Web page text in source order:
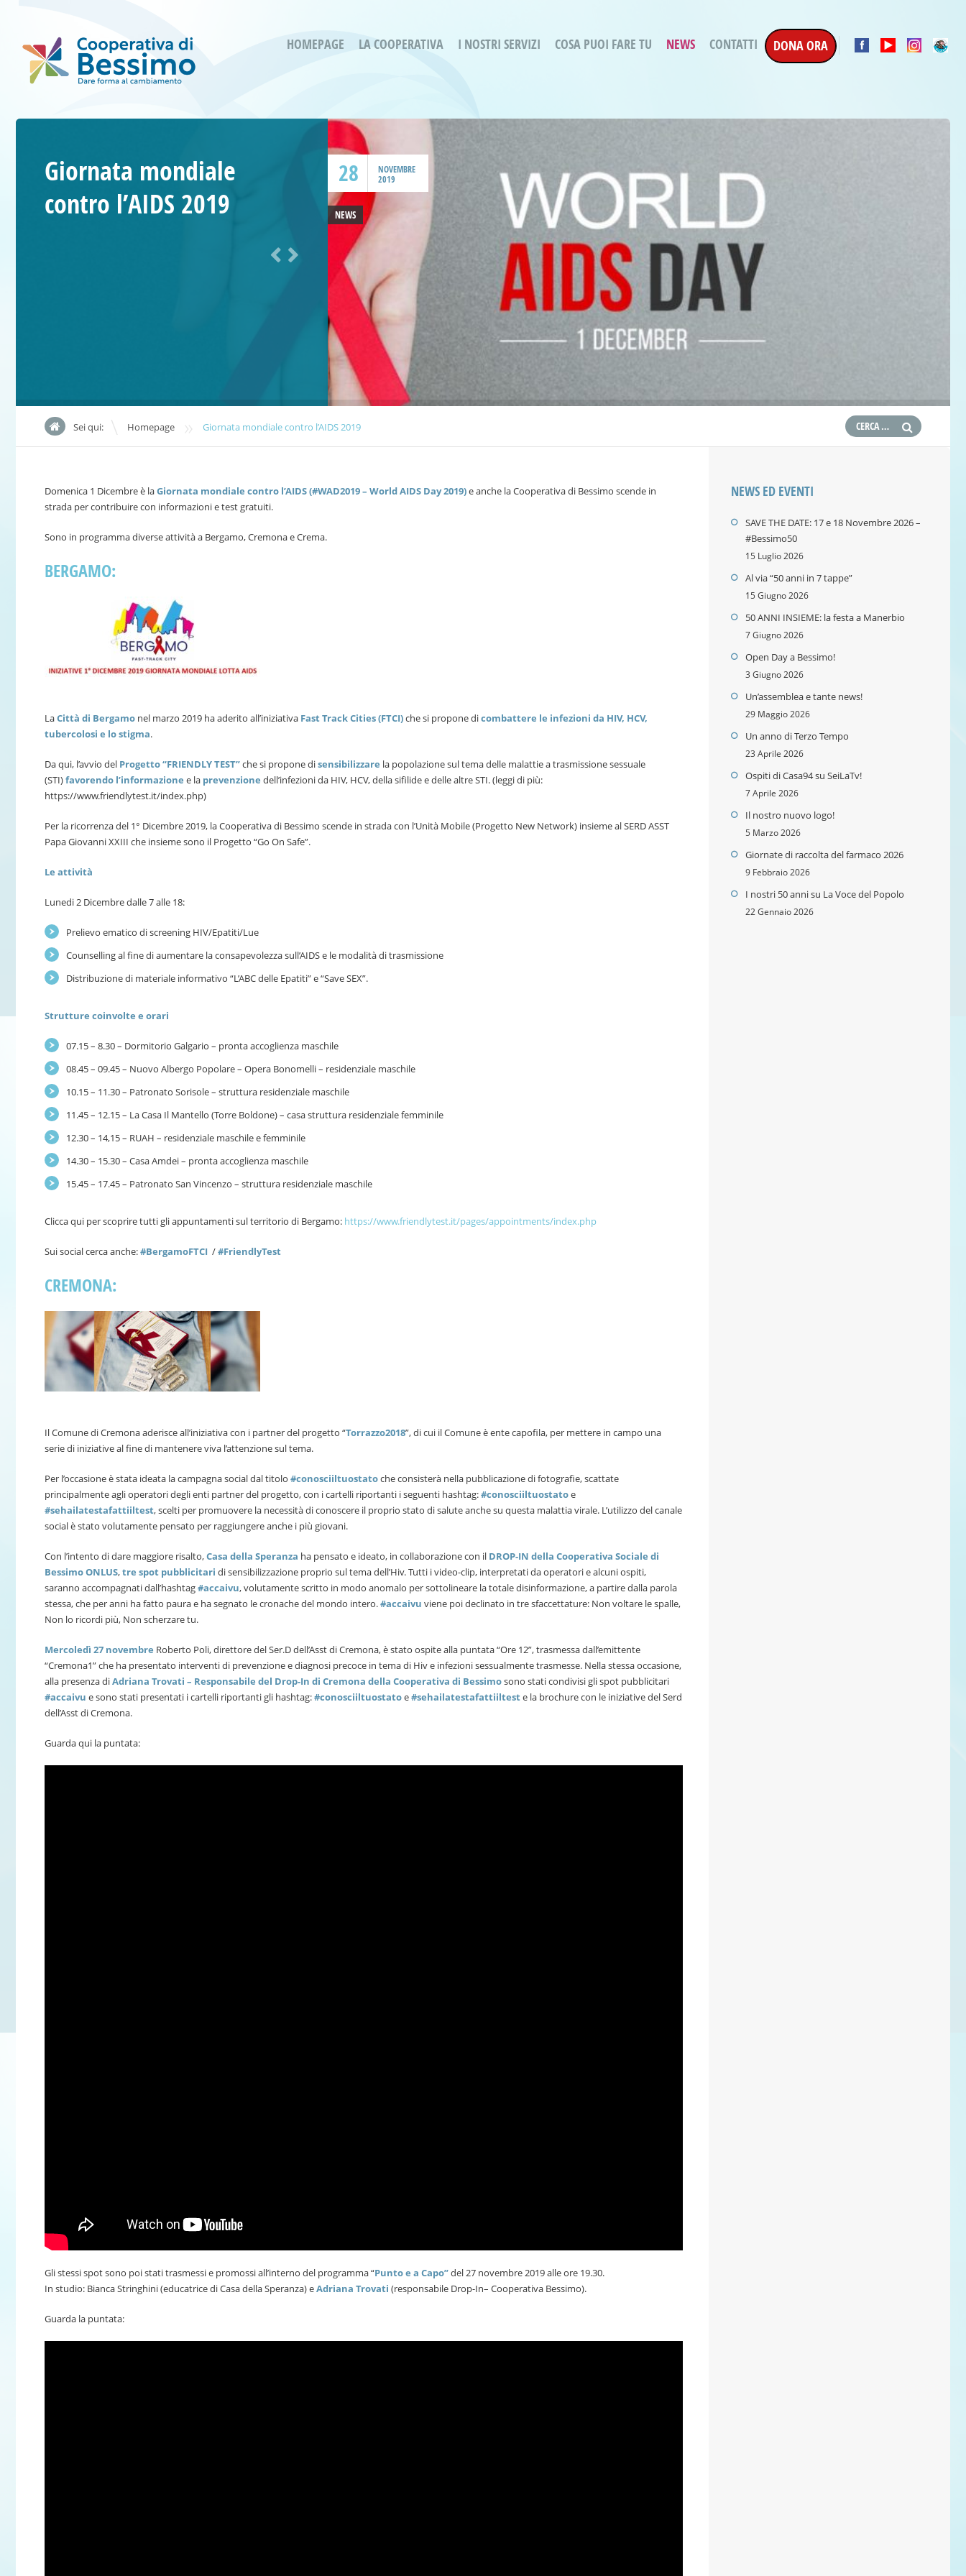
HOMEPAGE LA COOPERATIVA I NOSTRI SERVIZI
Bessimo Due
Servizi di Inclusione Sociale
SMI Gli Acrobati – Lallio
Housing Sociale
ergoterapica
Progetti conclusi
COSA PUOI FARE TU NEWS CONTATTI DONA ORA
28
NOVEMBRE
2019
Giornata mondiale
contro l’AIDS 2019
NEWS
Sei qui: Homepage » Giornata mondiale contro l’AIDS 2019
Domenica 1 Dicembre è laGiornata mondiale contro l’AIDS (#WAD2019 – World AIDS Day 2019)e anche la Cooperativa di Bessimo scende in
strada per contribuire con informazioni e test gratuiti.
Sono in programma diverse attività a Bergamo, Cremona e Crema.
BERGAMO:
LaCittà di Bergamo nel marzo 2019 ha aderito all’iniziativa Fast Track Cities (FTCI)che si propone dicombattere le infezioni da HIV, HCV,
tubercolosi e lo stigma.
Da qui, l’avvio del Progetto “FRIENDLY TEST”che si propone disensibilizzare la popolazione sul tema delle malattie a trasmissione sessuale
(STI)favorendo l’informazione e la prevenzione dell’infezioni da HIV, HCV, della sifilide e delle altre STI. (leggi di più:
https://www.friendlytest.it/index.php)
Per la ricorrenza del 1° Dicembre 2019, la Cooperativa di Bessimo scende in strada con l’Unità Mobile (Progetto New Network) insieme al SERD ASST
Papa Giovanni XXIII che insieme sono il Progetto “Go On Safe”.
Le attività
Lunedi 2 Dicembre dalle 7 alle 18:
Prelievo ematico di screening HIV/Epatiti/Lue
Counselling al fine di aumentare la consapevolezza sull’AIDS e le modalità di trasmissione
Distribuzione di materiale informativo “L’ABC delle Epatiti” e “Save SEX”.
Strutture coinvolte e orari
07.15 – 8.30 – Dormitorio Galgario – pronta accoglienza maschile
08.45 – 09.45 – Nuovo Albergo Popolare – Opera Bonomelli – residenziale maschile
10.15 – 11.30 – Patronato Sorisole – struttura residenziale maschile
11.45 – 12.15 – La Casa Il Mantello (Torre Boldone) – casa struttura residenziale femminile
12.30 – 14,15 – RUAH – residenziale maschile e femminile
14.30 – 15.30 – Casa Amdei – pronta accoglienza maschile
15.45 – 17.45 – Patronato San Vincenzo – struttura residenziale maschile
Clicca qui per scoprire tutti gli appuntamenti sul territorio di Bergamo: https://www.friendlytest.it/pages/appointments/index.php
Sui social cerca anche:#BergamoFTCI /#FriendlyTest
CREMONA:
Il Comune di Cremona aderisce all’iniziativa con i partner del progetto “Torrazzo2018”, di cui il Comune è ente capofila, per mettere in campo una
serie di iniziative al fine di mantenere viva l’attenzione sul tema.
Per l’occasione è stata ideata la campagna social dal titolo #conosciiltuostatoche consisterà nella pubblicazione di fotografie, scattate
principalmente agli operatori degli enti partner del progetto, con i cartelli riportanti i seguenti hashtag:#conosciiltuostatoe
#sehailatestafattiiltest, scelti per promuovere la necessità di conoscere il proprio stato di salute anche su questa malattia virale. L’utilizzo del canale
social è stato volutamente pensato per raggiungere anche i più giovani.
Con l’intento di dare maggiore risalto,Casa della Speranza ha pensato e ideato, in collaborazione con il DROP-IN della Cooperativa Sociale di
Bessimo ONLUS,tre spot pubblicitari di sensibilizzazione proprio sul tema dell’Hiv. Tutti i video-clip, interpretati da operatori e alcuni ospiti,
saranno accompagnati dall’hashtag#accaivu, volutamente scritto in modo anomalo per sottolineare la totale disinformazione, a partire dalla parola
stessa, che per anni ha fatto paura e ha segnato le cronache del mondo intero.#accaivu viene poi declinato in tre sfaccettature: Non voltare le spalle,
Non lo ricordi più, Non scherzare tu.
Mercoledì 27 novembre Roberto Poli, direttore del Ser.D dell’Asst di Cremona, è stato ospite alla puntata “Ore 12”, trasmessa dall’emittente
“Cremona1” che ha presentato interventi di prevenzione e diagnosi precoce in tema di Hiv e infezioni sessualmente trasmesse. Nella stessa occasione,
alla presenza diAdriana Trovati – Responsabile del Drop-In di Cremona della Cooperativa di Bessimosono stati condivisi gli spot pubblicitari
#accaivu e sono stati presentati i cartelli riportanti gli hashtag:#conosciiltuostatoe#sehailatestafattiilteste la brochure con le iniziative del Serd
dell’Asst di Cremona.
Guarda qui la puntata:
Gli stessi spot sono poi stati trasmessi e promossi all’interno del programma “Punto e a Capo”del 27 novembre 2019 alle ore 19.30.
In studio: Bianca Stringhini (educatrice di Casa della Speranza) eAdriana Trovati (responsabile Drop-In– Cooperativa Bessimo).
Guarda la puntata:
NEWS ED EVENTI
SAVE THE DATE: 17 e 18 Novembre 2026 –
#Bessimo50
15 Luglio 2026
Al via “50 anni in 7 tappe”
15 Giugno 2026
50 ANNI INSIEME: la festa a Manerbio
7 Giugno 2026
Open Day a Bessimo!
3 Giugno 2026
Un’assemblea e tante news!
29 Maggio 2026
Un anno di Terzo Tempo
23 Aprile 2026
Ospiti di Casa94 su SeiLaTv!
7 Aprile 2026
Il nostro nuovo logo!
5 Marzo 2026
Giornate di raccolta del farmaco 2026
9 Febbraio 2026
I nostri 50 anni su La Voce del Popolo
22 Gennaio 2026